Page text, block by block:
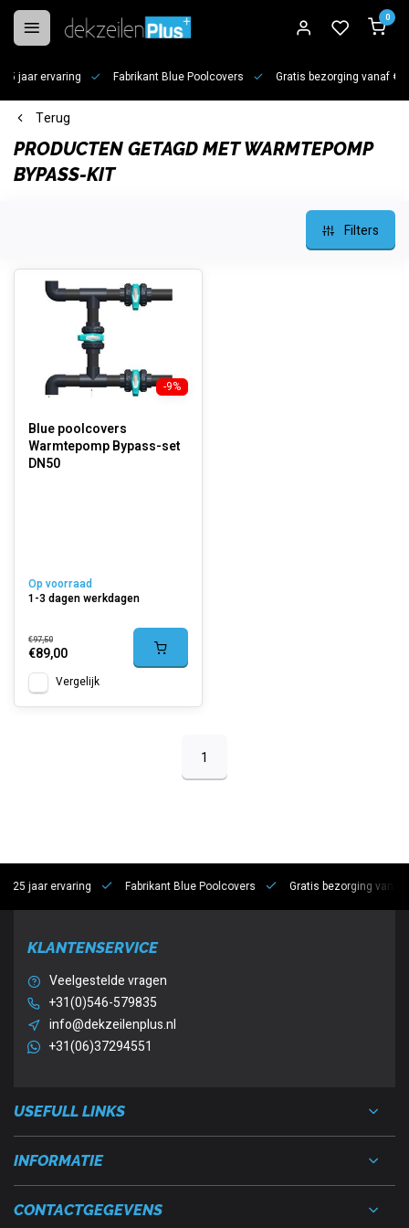
0
jaar ervaring Fabrikant Blue Poolcovers Gratis bezorging vanaf €100*
Terug
PRODUCTEN GETAGD MET WARMTEPOMP
BYPASS-KIT
Filters
-9%
Blue poolcovers
Warmtepomp Bypass-set
DN50
Op voorraad
1-3 dagen werkdagen
€97,50
€89,00
Vergelijk
1
jaar ervaring Fabrikant Blue Poolcovers Gratis bezorging vanaf
KLANTENSERVICE
Veelgestelde vragen
+31(0)546-579835
info@dekzeilenplus.nl
+31(06)37294551
USEFULL LINKS
INFORMATIE
CONTACTGEGEVENS